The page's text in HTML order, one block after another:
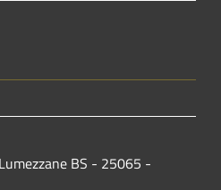
BS - 25065 -